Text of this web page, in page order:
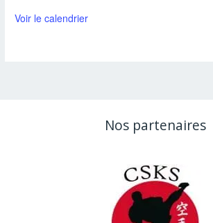
Voir le calendrier
Nos partenaires